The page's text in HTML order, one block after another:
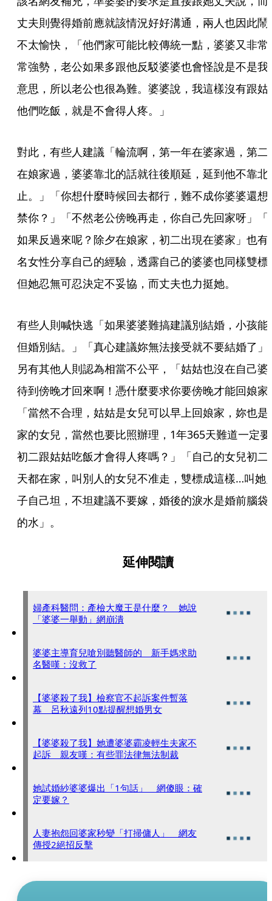
丈夫則覺得婚前應就該情況好好溝通，兩人也因此鬧
不太愉快，「他們家可能比較傳統一點，婆婆又非常
常強勢，老公如果多跟他反駁婆婆也會怪說是不是我
意思，所以老公也很為難。婆婆說，我這樣沒有跟姑
他們吃飯，就是不會得人疼。」
對此，有些人建議「輪流啊，第一年在婆家過，第二
在娘家過，婆婆靠北的話就往後順延，延到他不靠北
止。」「你想什麼時候回去都行，難不成你婆婆還想
禁你？」「不然老公傍晚再走，你自己先回家呀」「
如果反過來呢？除夕在娘家，初二出現在婆家」也有
名女性分享自己的經驗，透露自己的婆婆也同樣雙標
但她忍無可忍決定不妥協，而丈夫也力挺她。
有些人則喊快逃「如果婆婆難搞建議別結婚，小孩能
但婚別結。」「真心建議妳無法接受就不要結婚了」
另有其他人則認為相當不公平，「姑姑也沒在自己婆
待到傍晚才回來啊！憑什麼要求你要傍晚才能回娘家
「當然不合理，姑姑是女兒可以早上回娘家，妳也是
家的女兒，當然也要比照辦理，1年365天難道一定要
初二跟姑姑吃飯才會得人疼嗎？」「自己的女兒初二
天都在家，叫別人的女兒不准走，雙標成這樣…叫她
子自己坦，不坦建議不要嫁，婚後的淚水是婚前腦袋
的水」。
延伸閱讀
婦產科醫問：產檢大魔王是什麼？ 她說
「婆婆一舉動」網崩潰
婆婆主導育兒嗆別聽醫師的 新手媽求助
名醫嘆：沒救了
【婆婆殺了我】檢察官不起訴案件暫落
幕 呂秋遠列10點提醒想婚男女
【婆婆殺了我】她遭婆婆霸凌輕生夫家不
起訴 親友嘆：有些罪法律無法制裁
她試婚紗婆婆爆出「1句話」 網傻眼：確
定要嫁？
人妻抱怨回婆家秒變「打掃傭人」 網友
傳授2絕招反擊